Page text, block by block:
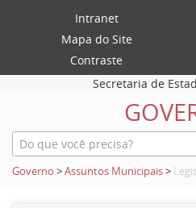
Intranet
Mapa do Site
Contraste
Secretaria de
Governo >Assuntos Municipais>